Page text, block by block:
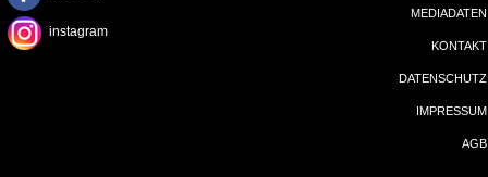
instagram
MEDIADATEN
KONTAKT
DATENSCHUTZ
IMPRESSUM
AGB